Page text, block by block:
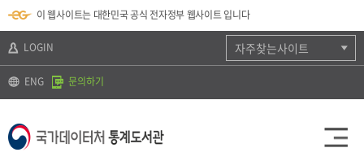
바
로
기
가
기
k
바
로
기
보
바
가
기
이 웹사이트는 대한민국 공식 전자정부 웹사이트 입니다
LOGIN
ENG 문의하기
자주찾는사이트